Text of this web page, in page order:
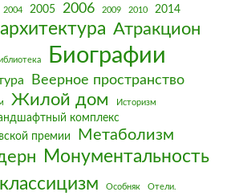
2004 2005 2006 2009 2010 2014
Атракцион
Биографии
Веерное пространство
Жилой дом Историзм
комплекс
премии
Метаболизм
Монументальность
Особняк Отели.